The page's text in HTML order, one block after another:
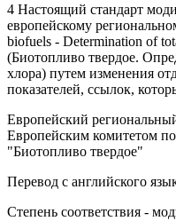
4 Настоящий стандарт
европейскому
biofuels - Determination of
(Биотопливо твердое.
хлора) путем изменения
показателей, ссылок,
Европейский
Европейским комитетом
"Биотопливо твердое"
Перевод с английского
Степень соответствия -